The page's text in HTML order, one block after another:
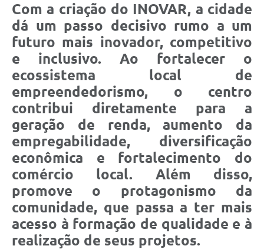
Com a criação do INOVAR, a cidade
dá um passo decisivo rumo a um
futuro mais inovador, competitivo
e inclusivo. Ao fortalecer o
ecossistema local de
empreendedorismo, o centro
contribui diretamente para a
geração de renda, aumento da
empregabilidade, diversificação
econômica e fortalecimento do
comércio local. Além disso,
promove o protagonismo da
comunidade, que passa a ter mais
acesso à formação de qualidade e à
realização de seus projetos.